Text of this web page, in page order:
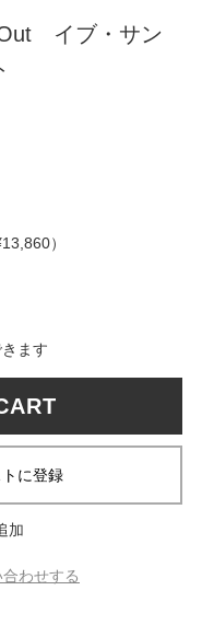
イブ・サン
）
ます
加
わせする